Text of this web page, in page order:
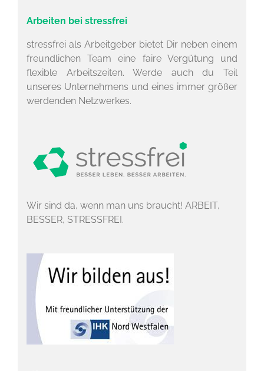
Arbeiten bei stressfrei
stressfrei als Arbeitgeber bietet Dir neben einem
freundlichen Team eine faire Vergütung und
flexible Arbeitszeiten. Werde auch du Teil
unseres Unternehmens und eines immer größer
werdenden Netzwerkes.
Wir sind da, wenn man uns braucht! ARBEIT,
BESSER, STRESSFREI.